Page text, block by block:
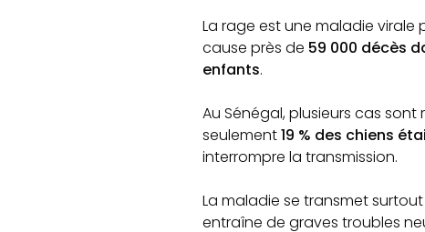
La rage est une maladie virale
cause près de 59 000 décès
enfants.
Au Sénégal, plusieurs cas
seulement19 % des chiens
interrompre la transmission.
La maladie se transmet
entraîne de graves troubles